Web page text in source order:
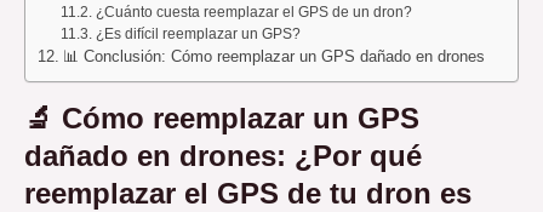
¿Cuánto cuesta reemplazar el GPS de un dron?
¿Es difícil reemplazar un GPS?
📊 Conclusión: Cómo reemplazar un GPS dañado en drones
🔬 Cómo reemplazar un GPS
dañado en drones: ¿Por qué
reemplazar el GPS de tu dron es